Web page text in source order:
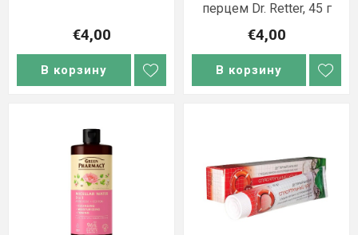
€4,00
В корзину
перцем Dr. Retter, 45 г
€4,00
В корзину